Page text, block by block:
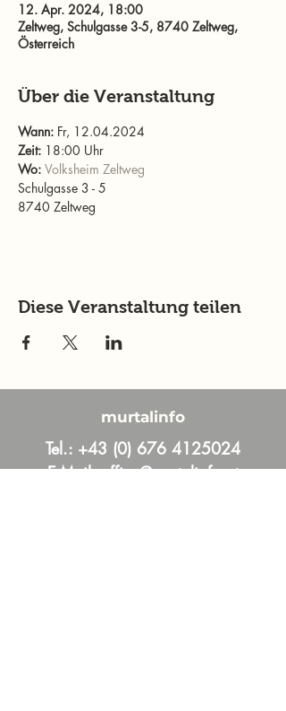
12. Apr. 2024, 18:00
Zeltweg, Schulgasse 3-5, 8740 Zeltweg,
Österreich
Über die Veranstaltung
Wann: Fr, 12.04.2024
Zeit: 18:00 Uhr
Wo: Volksheim Zeltweg
Schulgasse 3 - 5
8740 Zeltweg
Diese Veranstaltung teilen
murtalinfo
Tel.: +43 (0) 676 4125024
E-Mail:office@murtalinfo.at